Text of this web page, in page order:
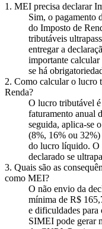
1. MEI precisa declarar
Sim, o pagamento
do Imposto de
tributáveis
entregar a
importante
se há
2. Como calcular o lucro
Renda?
O lucro tributável é
faturamento anual
seguida, aplica-se
(8%, 16% ou 32%)
do lucro líquido. O
declarado se
3. Quais são as
como MEI?
O não envio da
mínima de R$
e dificuldades
SIMEI pode gerar